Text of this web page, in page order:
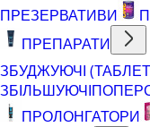
ПРЕЗЕРВАТИВИ
ПРЕПАРАТИ
ЗБУДЖУЮЧІ
ЗБІЛЬШУЮЧІ
ПРОЛОНГАТОРИ